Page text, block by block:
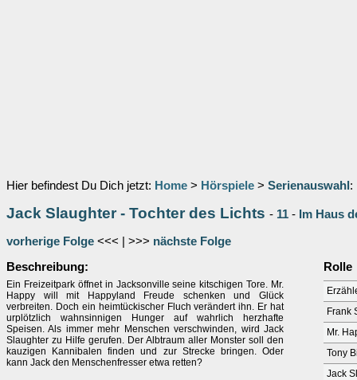
Hier befindest Du Dich jetzt: Home > Hörspiele > Serienauswahl :
Jack Slaughter - Tochter des Lichts - 11 - Im Haus
vorherige Folge <<< | >>> nächste Folge
Beschreibung:
Ein Freizeitpark öffnet in Jacksonville seine kitschigen Tore. Mr.
Happy will mit Happyland Freude schenken und Glück
verbreiten. Doch ein heimtückischer Fluch verändert ihn. Er hat
urplötzlich wahnsinnigen Hunger auf wahrlich herzhafte
Speisen. Als immer mehr Menschen verschwinden, wird Jack
Slaughter zu Hilfe gerufen. Der Albtraum aller Monster soll den
kauzigen Kannibalen finden und zur Strecke bringen. Oder
kann Jack den Menschenfresser etwa retten?
Rolle
Frank
Mr.
Tony
Jack